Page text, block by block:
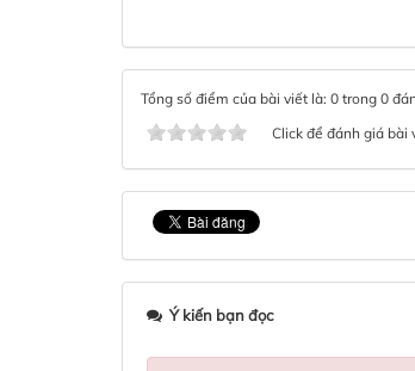
Tổng số điểm của bài viết là: 0 trong 0
Click để đánh giá bài
Ý kiến bạn đọc